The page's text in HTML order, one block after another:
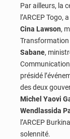
Par ailleurs, la
l’ARCEP
Cina Lawson,
Transformation
Sabane,
présidé
des deux
Michel Yaovi
Wendlassida
l’ARCEP
solennité.